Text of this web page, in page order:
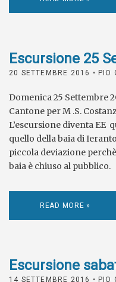
Escursione 25
20 SETTEMBRE 2016 • PIO
Domenica 25 Settembre
Cantone per M .S.
L’escursione diventa EE
quello della baia di
piccola deviazione
baia è chiuso al pubblico.
READ MORE »
Escursione
14 SETTEMBRE 2016 • PIO